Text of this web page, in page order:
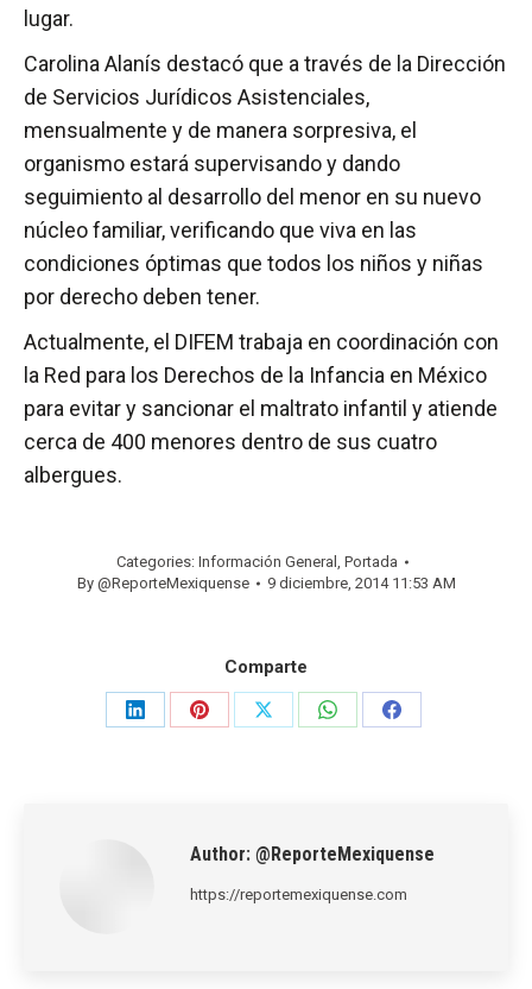
lugar.
Carolina Alanís destacó que a través de la Dirección
de Servicios Jurídicos Asistenciales,
mensualmente y de manera sorpresiva, el
organismo estará supervisando y dando
seguimiento al desarrollo del menor en su nuevo
núcleo familiar, verificando que viva en las
condiciones óptimas que todos los niños y niñas
por derecho deben tener.
Actualmente, el DIFEM trabaja en coordinación con
la Red para los Derechos de la Infancia en México
para evitar y sancionar el maltrato infantil y atiende
cerca de 400 menores dentro de sus cuatro
albergues.
Categories: Información General , Portada
By @ReporteMexiquense 9 diciembre, 2014 11:53 AM
Comparte
Share
Share
Share
Share
Share
Author: @ReporteMexiquense
https://reportemexiquense.com